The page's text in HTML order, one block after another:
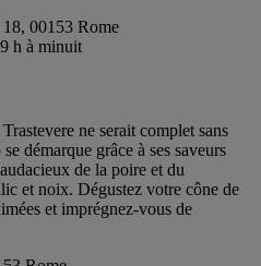
00153 Rome
h à minuit
ne serait complet sans
démarque grâce à ses saveurs
de la poire et du
et noix. Dégustez votre cône de
et imprégnez-vous de